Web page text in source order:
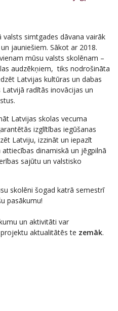
valsts simtgades dāvana vairāk
jauniešiem. Sākot ar 2018.
mūsu valsts skolēnam –
audzēkņiem, tiks nodrošināta
Latvijas kultūras un dabas
radītās inovācijas un
Latvijas skolas vecuma
izglītības iegūšanas
Latviju, izzināt un iepazīt
dinamiskā un jēgpilnā
sajūtu un valstisko
skolēni šogad katrā semestrī
pasākumu!
un aktivitāti var
aktualitātēs te zemāk.